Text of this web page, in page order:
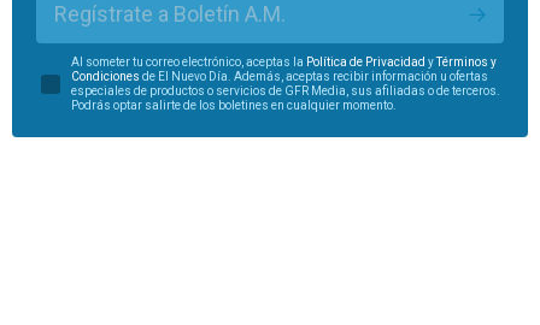
Regístrate a Boletín A.M.
Al someter tu correo electrónico, aceptas la Política de Privacidad yTérminos y
Condiciones de El Nuevo Día. Además, aceptas recibir información u ofertas
especiales de productos o servicios de GFR Media, sus afiliadas o de terceros.
Podrás optar salirte de los boletines en cualquier momento.